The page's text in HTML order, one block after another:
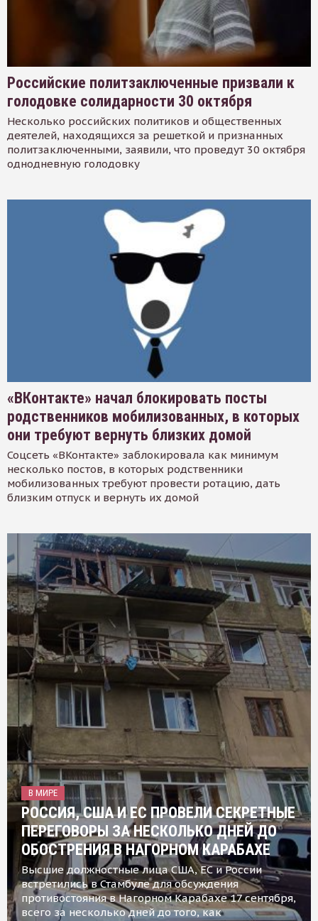
Российские политзаключенные призвали к
голодовке солидарности 30 октября
Несколько российских политиков и общественных
деятелей, находящихся за решеткой и признанных
политзаключенными, заявили, что проведут 30 октября
однодневную голодовку
«ВКонтакте» начал блокировать посты
родственников мобилизованных, в которых
они требуют вернуть близких домой
Соцсеть «ВКонтакте» заблокировала как минимум
несколько постов, в которых родственники
мобилизованных требуют провести ротацию, дать
близким отпуск и вернуть их домой
В МИРЕ
РОССИЯ, США И ЕС ПРОВЕЛИ СЕКРЕТНЫЕ
ПЕРЕГОВОРЫ ЗА НЕСКОЛЬКО ДНЕЙ ДО
ОБОСТРЕНИЯ В НАГОРНОМ КАРАБАХЕ
Высшие должностные лица США, ЕС и России
встретились в Стамбуле для обсуждения
противостояния в Нагорном Карабахе 17 сентября,
всего за несколько дней до того, как